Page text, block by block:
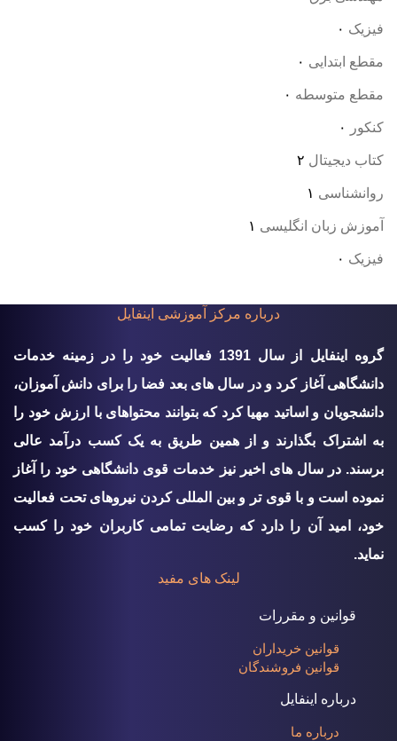
فیزیک ۰
مقطع ابتدایی ۰
مقطع متوسطه ۰
کنکور ۰
کتاب دیجیتال ۲
روانشناسی ۱
آموزش زبان انگلیسی ۱
فیزیک ۰
درباره مرکز آموزشی اینفایل
گروه اينفايل از سال 1391 فعالیت خود را در زمینه خدمات
دانشگاهی آغاز کرد و در سال های بعد فضا را برای دانش آموزان،
دانشجویان و اساتید مهیا کرد که بتوانند محتواهای با ارزش خود را
به اشتراک بگذارند و از همین طریق به یک کسب درآمد عالی
برسند. در سال های اخیر نیز خدمات قوی دانشگاهی خود را آغاز
نموده است و با قوی تر و بین المللی کردن نیروهای تحت فعالیت
خود، امید آن را دارد که رضایت تمامی کاربران خود را کسب
نماید.
لینک های مفید
قوانین و مقررات
قوانین خریداران
قوانین فروشندگان
درباره اینفایل
درباره ما